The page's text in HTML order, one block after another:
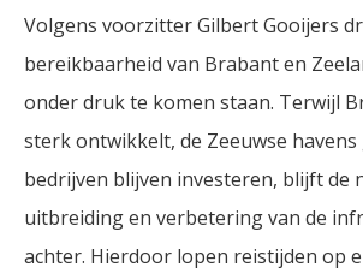
Volgens voorzitter Gilbert Gooijers
bereikbaarheid van Brabant en
onder druk te komen staan. Terwijl
sterk ontwikkelt, de Zeeuwse
bedrijven blijven investeren, blijft de
uitbreiding en verbetering van de
achter. Hierdoor lopen reistijden op